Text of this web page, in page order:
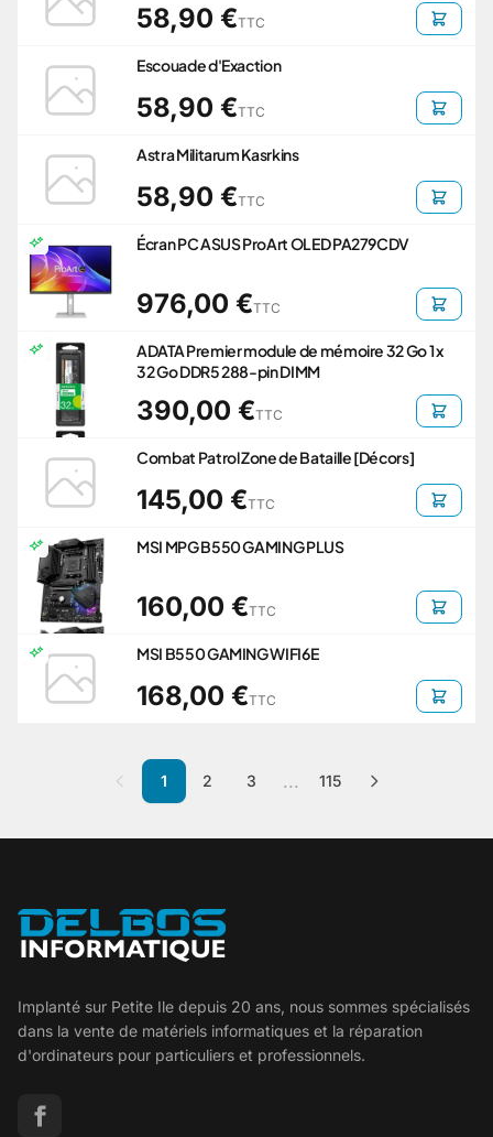
58,90 €TTC
Escouade d'Exaction
58,90 €TTC
Astra Militarum Kasrkins
58,90 €TTC
Écran PC ASUS ProArt OLED PA279CDV
976,00 €TTC
ADATA Premier module de mémoire 32 Go 1 x
32 Go DDR5 288-pin DIMM
390,00 €TTC
Combat Patrol Zone de Bataille [Décors]
145,00 €TTC
MSI MPG B550 GAMING PLUS
160,00 €TTC
MSI B550 GAMING WIFI6E
168,00 €TTC
1 2 3 ... 115
Implanté sur Petite Ile depuis 20 ans, nous sommes spécialisés
dans la vente de matériels informatiques et la réparation
d'ordinateurs pour particuliers et professionnels.